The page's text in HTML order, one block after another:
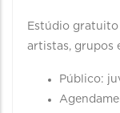
Estúdio gratuito
artistas, grupos
Público: